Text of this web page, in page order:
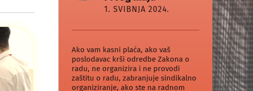
1. SVIBNJA 2024.
Ako vam kasni plaća, ako vaš
poslodavac krši odredbe Zakona o
radu, ne organizira i ne provodi
zaštitu o radu, zabranjuje sindikalno
organiziranje, ako ste na radnom